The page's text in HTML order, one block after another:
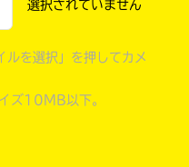
を選択」を押してカメ
ズ10MB以下。